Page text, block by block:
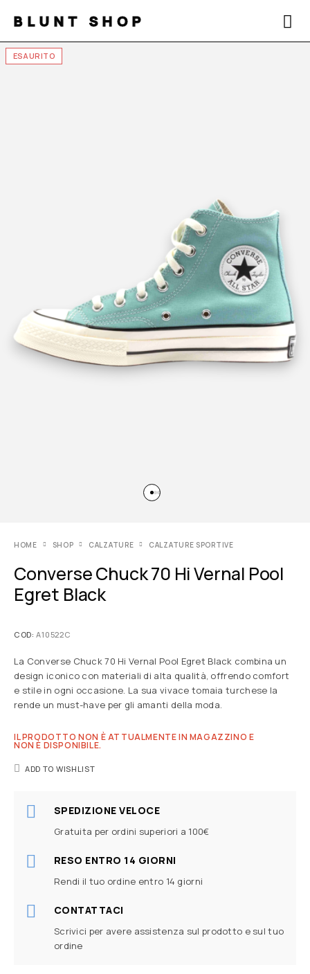
BLUNT SHOP
ESAURITO
HOME SHOP CALZATURE CALZATURE SPORTIVE
Converse Chuck 70 Hi Vernal Pool
Egret Black
COD:A10522C
La Converse Chuck 70 Hi Vernal Pool Egret Black combina un
design iconico con materiali di alta qualità, offrendo comfort
e stile in ogni occasione. La sua vivace tomaia turchese la
rende un must-have per gli amanti della moda.
IL PRODOTTO NON È ATTUALMENTE IN MAGAZZINO E
NON È DISPONIBILE.
ADD TO WISHLIST
SPEDIZIONE VELOCE
Gratuita per ordini superiori a 100€
RESO ENTRO 14 GIORNI
Rendi il tuo ordine entro 14 giorni
CONTATTACI
Scrivici per avere assistenza sul prodotto e sul tuo
ordine